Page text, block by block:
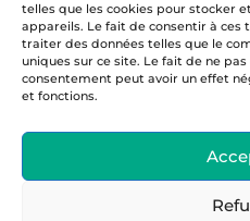
telles que les cookies pour stocker
appareils. Le fait de consentir à
traiter des données telles que le
uniques sur ce site. Le fait de ne
consentement peut avoir un effet
et fonctions.
19 Rue Charles